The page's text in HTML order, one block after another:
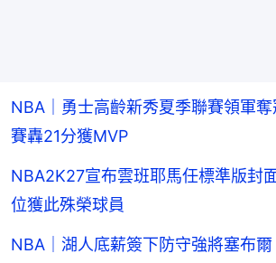
NBA｜勇士高齡新秀夏季聯賽領軍
賽轟21分獲MVP
NBA2K27宣布雲班耶馬任標準版
位獲此殊榮球員
NBA｜湖人底薪簽下防守強將塞布